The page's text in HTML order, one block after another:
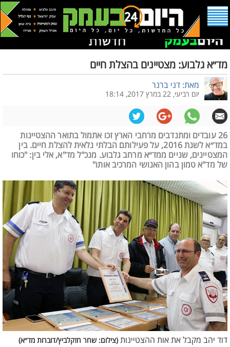
מד״א גלבוע: מצטיינים בהצלת חיים
מאת: דני ברנר
יום רביעי, 22 במרץ 2017, 18:14
26 עובדים ומתנדבים מרחבי הארץ זכו אתמול בתואר ההצטיינות
במד״א לשנת 2016, על פעילותם הבלתי נלאית להצלת חיים. בין
המצטיינים, שניים ממד״א מרחב גלבוע. מנכ"ל מד"א, אלי בין: "כוחו
של מד"א טמון בהון האנושי המרכיב אותו"
דוד יהב מקבל את אות ההצטיינות (צילום: שחר חזקלביץ/דוברות מד״א)